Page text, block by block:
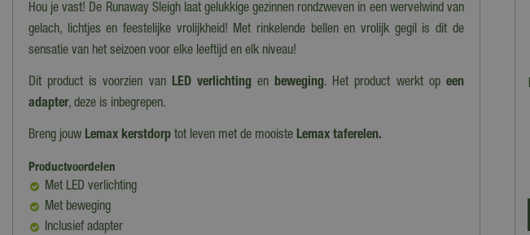
Hou je vast! De Runaway Sleigh laat gelukkige gezinnen rondzweven in een wervelwind van
gelach, lichtjes en feestelijke vrolijkheid! Met rinkelende bellen en vrolijk gegil is dit de
sensatie van het seizoen voor elke leeftijd en elk niveau!
Dit product is voorzien van LED verlichting enbeweging . Het product werkt op een
adapter, deze is inbegrepen.
Breng jouw Lemax kerstdorp tot leven met de mooiste Lemax taferelen.
Productvoordelen
Met LED verlichting
Met beweging
Inclusief adapter